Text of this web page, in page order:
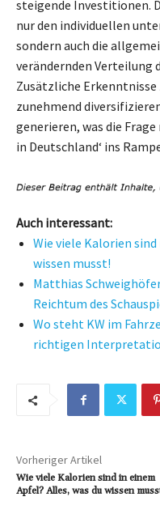
steigende Investitionen.
nur den individuellen
sondern auch die
verändernden Verteilung
Zusätzliche Erkenntnisse
zunehmend
generieren, was die
in Deutschland‘ ins
Auch interessant:
Wie viele Kalorien
wissen musst!
Matthias
Reichtum des
Wo steht KW im
richtigen
Vorheriger Artikel
Wie viele Kalorien sind in einem
Apfel? Alles, was du wissen